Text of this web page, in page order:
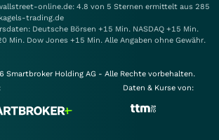
online.de: 4.8 von 5 Sternen ermittelt aus 285
trading.de
Deutsche Börsen +15 Min. NASDAQ +15 Min.
Min. Dow Jones +15 Min. Alle Angaben ohne Gewähr.
Holding AG - Alle Rechte vorbehalten.
Daten & Kurse von: